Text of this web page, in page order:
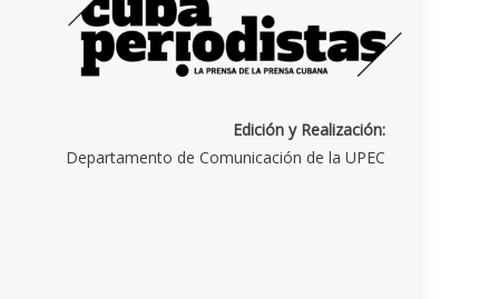
Edición y Realización:
Departamento de Comunicación de la UPEC